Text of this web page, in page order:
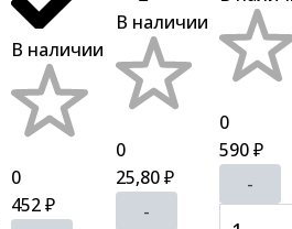
В наличии
0
452₽
В наличии
0
25,80 ₽
-
0
590 ₽
-